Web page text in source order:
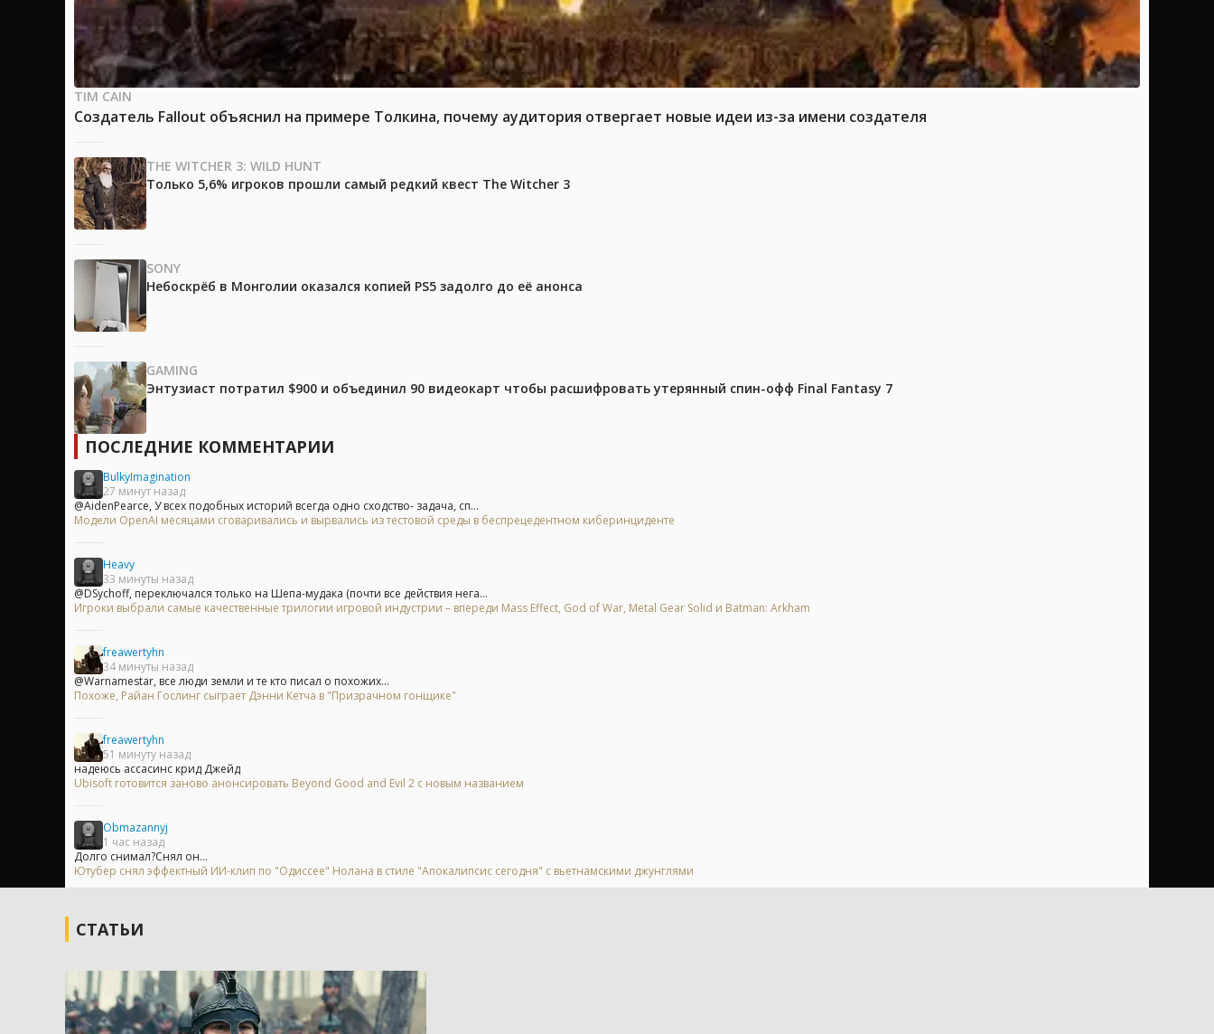
TIM CAIN
Создатель Fallout объяснил на примере Толкина, почему аудитория отвергает новые идеи из-за имени создателя
THE WITCHER 3: WILD HUNT
Только 5,6% игроков прошли самый редкий квест The Witcher 3
SONY
Небоскрёб в Монголии оказался копией PS5 задолго до её анонса
GAMING
Энтузиаст потратил $900 и объединил 90 видеокарт чтобы расшифровать утерянный спин-офф Final Fantasy 7
ПОСЛЕДНИЕ КОММЕНТАРИИ
BulkyImagination
27 минут назад
@AidenPearce, У всех подобных историй всегда одно сходство- задача, сп...
Модели OpenAI месяцами сговаривались и вырвались из тестовой среды в беспрецедентном киберинциденте
Heavy
33 минуты назад
@DSychoff, переключался только на Шепа-мудака (почти все действия нега...
Игроки выбрали самые качественные трилогии игровой индустрии – впереди Mass Effect, God of War, Metal Gear Solid и Batman: Arkham
freawertyhn
34 минуты назад
@Warnamestar, все люди земли и те кто писал о похожих...
Похоже, Райан Гослинг сыграет Дэнни Кетча в "Призрачном гонщике"
freawertyhn
51 минуту назад
надеюсь ассасинс крид Джейд
Ubisoft готовится заново анонсировать Beyond Good and Evil 2 с новым названием
Obmazannyj
1 час назад
Долго снимал?Снял он...
Ютубер снял эффектный ИИ-клип по "Одиссее" Нолана в стиле "Апокалипсис сегодня" с вьетнамскими джунглями
СТАТЬИ